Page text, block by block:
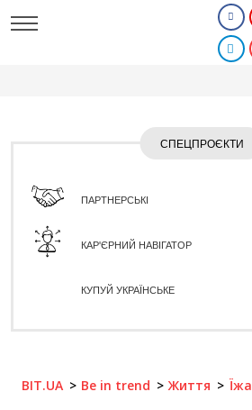
СПЕЦПРОЄКТИ
ПАРТНЕРСЬКІ
КАР'ЄРНИЙ НАВІГАТОР
КУПУЙ УКРАЇНСЬКЕ
BIT.UA Be in trend Життя Їжа